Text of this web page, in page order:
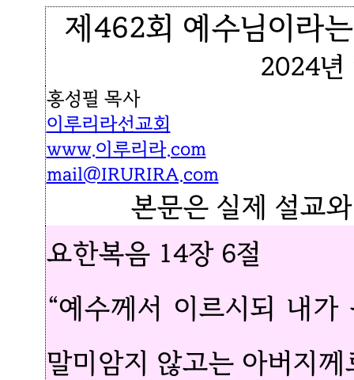
제462회 예수님이라
2024년
홍성필 목사
이루리라선교회
www.이루리라.com
mail@IRURIRA.com
본문은 실제 설교
요한복음 14장 6절
“예수께서 이르시되 내
말미암지 않고는 아버지